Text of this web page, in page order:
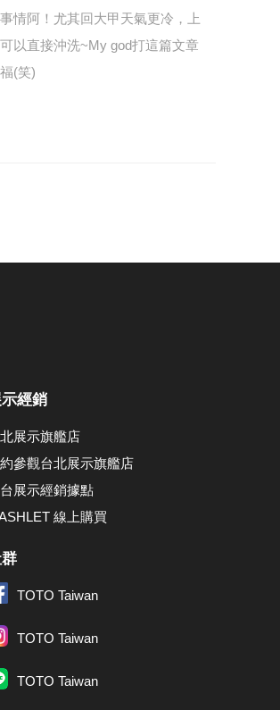
情阿！尤其回大甲天氣更冷，上
以直接沖洗~My god打這篇文章
(笑)
經銷
展示旗艦店
參觀台北展示旗艦店
展示經銷據點
線上購買
TOTO Taiwan
TOTO Taiwan
TOTO Taiwan